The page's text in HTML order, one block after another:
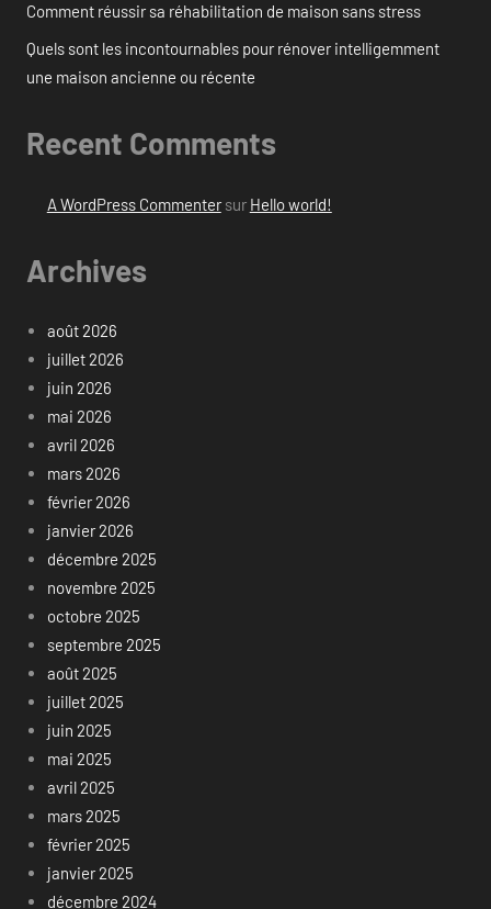
Comment réussir sa réhabilitation de maison sans stress
Quels sont les incontournables pour rénover intelligemment
une maison ancienne ou récente
Recent Comments
A WordPress Commentersur Hello world!
Archives
août 2026
juillet 2026
juin 2026
mai 2026
avril 2026
mars 2026
février 2026
janvier 2026
décembre 2025
novembre 2025
octobre 2025
septembre 2025
août 2025
juillet 2025
juin 2025
mai 2025
avril 2025
mars 2025
février 2025
janvier 2025
décembre 2024